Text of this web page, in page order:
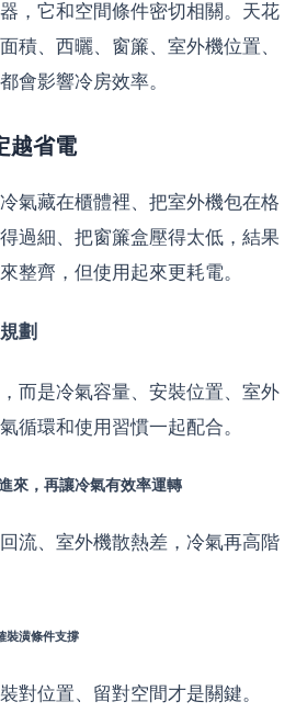
，它和空間條件密切相關。天花
積、西曬、窗簾、室外機位置、
會影響冷房效率。
越省電
氣藏在櫃體裡、把室外機包在格
過細、把窗簾盒壓得太低，結果
整齊，但使用起來更耗電。
劃
而是冷氣容量、安裝位置、室外
循環和使用習慣一起配合。
來，再讓冷氣有效率運轉
流、室外機散熱差，冷氣再高階
裝潢條件支撐
對位置、留對空間才是關鍵。